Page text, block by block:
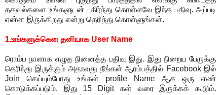
தகவல்களை உங்களுடன் பகிர்ந்து கொள்ளவே இந்த பதிவு. அப்படி
என்ன இருக்கிறது என்று தெரிந்து கொள்ளுங்கள்.
1.உங்களுக்கென தனியாக User Name
ரொம்ப நாளாக எழுத நினைத்த பதிவு இது. இது நிறைய பேருக்கு
தெரிந்து இருக்கும் அதாவது நீங்கள் ஆரம்பத்தில் Facebook இல்
Join செய்யும்போது உங்கள் profile Name ஆக ஒரு எண்
கொடுக்கப்படும். இது 15 Digit கள் வரை இருக்கக் கூடும்.